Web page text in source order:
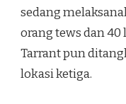
sedang
orang tews dan
Tarrant pun
lokasi ketiga.